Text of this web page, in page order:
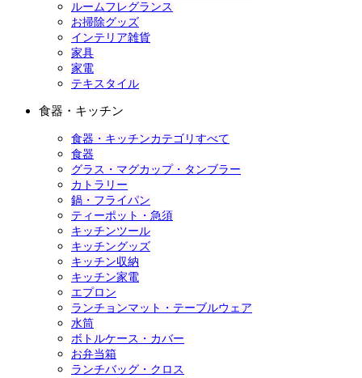
ルームフレグランス
お掃除グッズ
インテリア雑貨
家具
家電
テキスタイル
食器・キッチン
食器・キッチンカテゴリすべて
食器
グラス・マグカップ・タンブラー
カトラリー
鍋・フライパン
ティーポット・急須
キッチンツール
キッチングッズ
キッチン収納
キッチン家電
エプロン
ランチョンマット・テーブルウェア
水筒
ボトルケース・カバー
お弁当箱
ランチバッグ・クロス